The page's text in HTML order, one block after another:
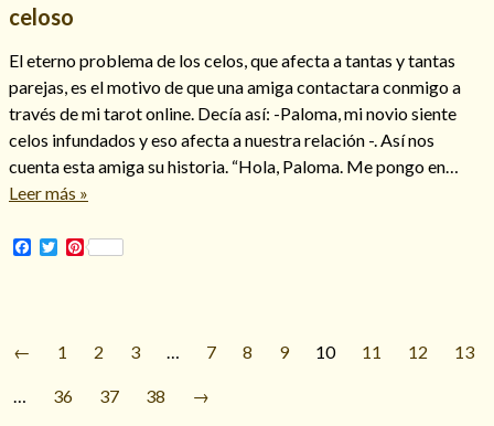
celoso
El eterno problema de los celos, que afecta a tantas y tantas
parejas, es el motivo de que una amiga contactara conmigo a
través de mi tarot online. Decía así: -Paloma, mi novio siente
celos infundados y eso afecta a nuestra relación -. Así nos
cuenta esta amiga su historia. “Hola, Paloma. Me pongo en…
Leer más »
Facebook
Twitter
Pinterest
← 1 2 3 … 7 8 9 10 11 12 13
… 36 37 38 →